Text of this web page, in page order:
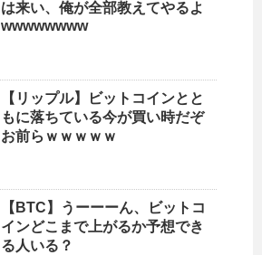
は来い、俺が全部教えてやるよ
wwwwwwww
【リップル】ビットコインとと
もに落ちている今が買い時だぞ
お前らｗｗｗｗｗ
【BTC】うーーーん、ビットコ
インどこまで上がるか予想でき
る人いる？